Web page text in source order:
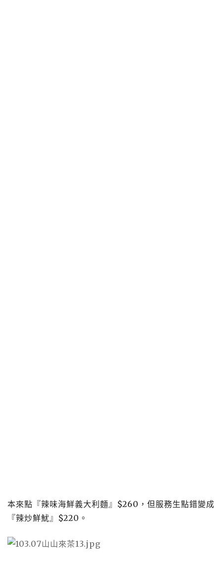
本來點『辣味海鮮義大利麵』 $260 ，但服務生點錯變成
『辣炒鮮魷』 $220 。